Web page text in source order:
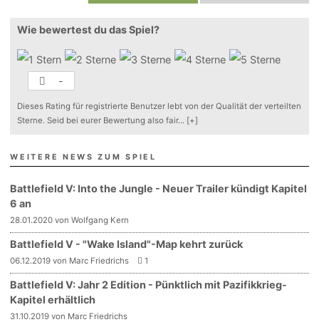
Wie bewertest du das Spiel?
-
Dieses Rating für registrierte Benutzer lebt von der Qualität der verteilten
Sterne. Seid bei eurer Bewertung also fair... [+]
WEITERE NEWS ZUM SPIEL
Battlefield V: Into the Jungle - Neuer Trailer kündigt Kapitel
6 an
28.01.2020 von Wolfgang Kern
Battlefield V - "Wake Island"-Map kehrt zurück
06.12.2019 von Marc Friedrichs 1
Battlefield V: Jahr 2 Edition - Pünktlich mit Pazifikkrieg-
Kapitel erhältlich
31.10.2019 von Marc Friedrichs